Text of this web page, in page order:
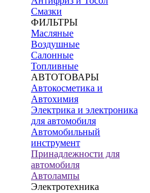
Смазки
ФИЛЬТРЫ
Масляные
Воздушные
Салонные
Топливные
АВТОТОВАРЫ
Автокосметика и
Автохимия
Электрика и электроника
для автомобиля
Автомобильный
инструмент
Принадлежности для
автомобиля
Автолампы
Электротехника